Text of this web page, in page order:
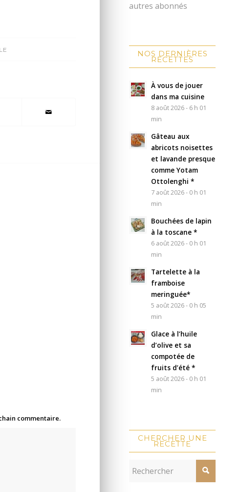
commentaire.
autres abonnés
NOS DERNIÈRES
RECETTES
À vous de jouer
dans ma cuisine
8 août 2026 - 6 h 01
min
Gâteau aux
abricots noisettes
et lavande presque
comme Yotam
Ottolenghi *
7 août 2026 - 0 h 01
min
Bouchées de lapin
à la toscane *
6 août 2026 - 0 h 01
min
Tartelette à la
framboise
meringuée*
5 août 2026 - 0 h 05
min
Glace à l’huile
d’olive et sa
compotée de
fruits d’été *
5 août 2026 - 0 h 01
min
CHERCHER UNE
RECETTE